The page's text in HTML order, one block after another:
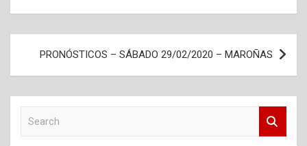
Navegación
PRONÓSTICOS – SÁBADO 29/02/2020 – MAROÑAS